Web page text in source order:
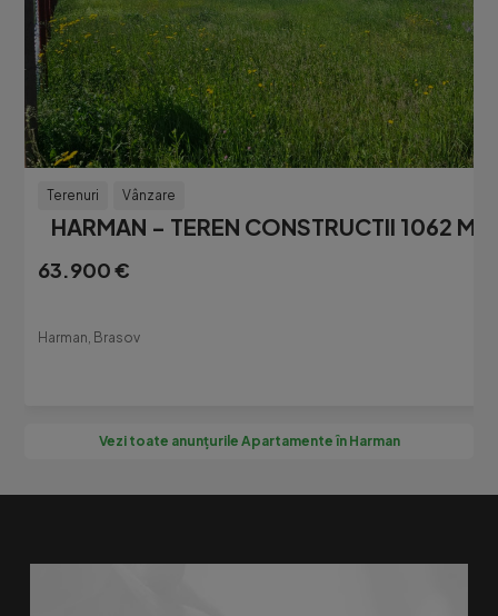
Terenuri Vânzare
HARMAN - TEREN CONSTRUCTII 1062 MP
63.900 €
Harman, Brasov
Vezi toate anunțurile Apartamente în Harman